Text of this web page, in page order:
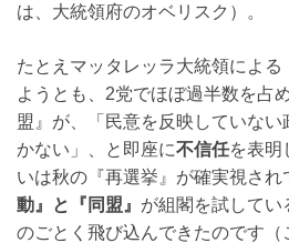
は、大統領府のオベリスク）。
たとえマッタレッラ大統領によ
ようとも、2党でほぼ過半数を占
盟』が、「民意を反映していな
かない」、と即座に不信任を表明
いは秋の『再選挙』が確実視され
動』と『同盟』 が組閣を試して
のごとく飛び込んできたのです（